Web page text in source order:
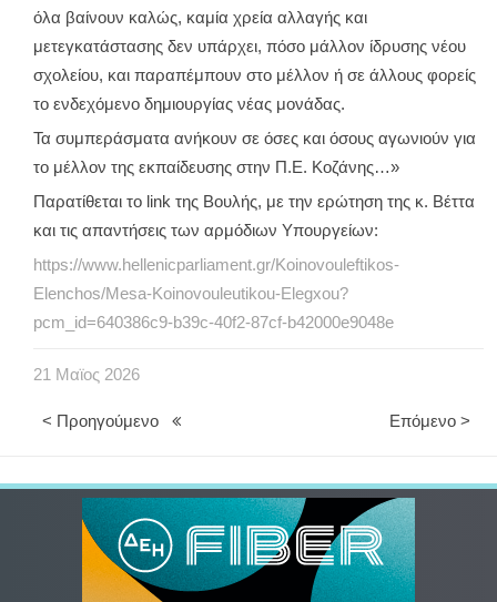
όλα βαίνουν καλώς, καμία χρεία αλλαγής και
μετεγκατάστασης δεν υπάρχει, πόσο μάλλον ίδρυσης νέου
σχολείου, και παραπέμπουν στο μέλλον ή σε άλλους φορείς
το ενδεχόμενο δημιουργίας νέας μονάδας.
Τα συμπεράσματα ανήκουν σε όσες και όσους αγωνιούν για
το μέλλον της εκπαίδευσης στην Π.Ε. Κοζάνης…»
Παρατίθεται το link της Βουλής, με την ερώτηση της κ. Βέττα
και τις απαντήσεις των αρμόδιων Υπουργείων:
https://www.hellenicparliament.gr/Koinovouleftikos-
Elenchos/Mesa-Koinovouleutikou-Elegxou?
pcm_id=640386c9-b39c-40f2-87cf-b42000e9048e
21 Μαϊος 2026
< Προηγούμενο Επόμενο >